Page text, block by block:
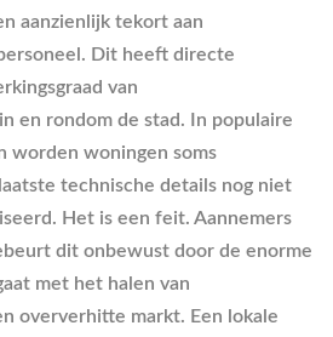
aanzienlijk tekort aan
Dit heeft directe
van
en rondom de stad. In populaire
worden woningen soms
technische details nog niet
Het is een feit. Aannemers
dit onbewust door de enorme
met het halen van
oververhitte markt. Een lokale